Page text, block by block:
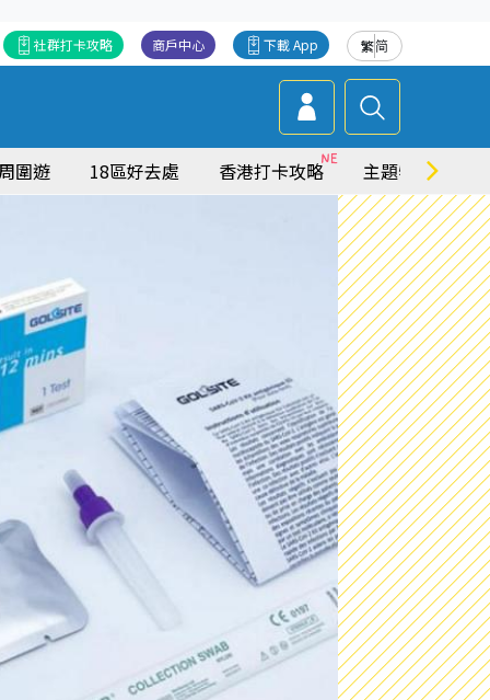
繁简
下載 App
商戶中心
社群打卡攻略
圍遊 18區好去處 香港打卡攻略 主題特集